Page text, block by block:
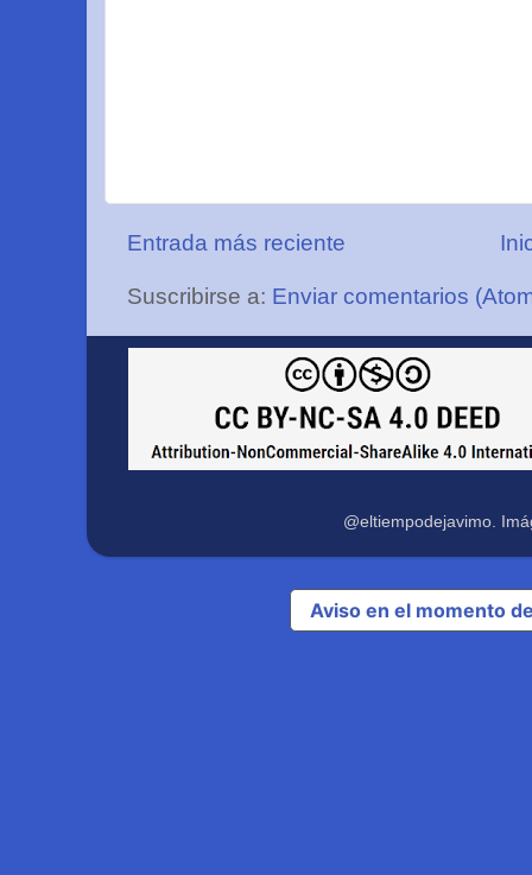
Entrada más reciente
Suscribirse a: Enviar comentarios
@eltiempodejavimo.
Aviso en el momento